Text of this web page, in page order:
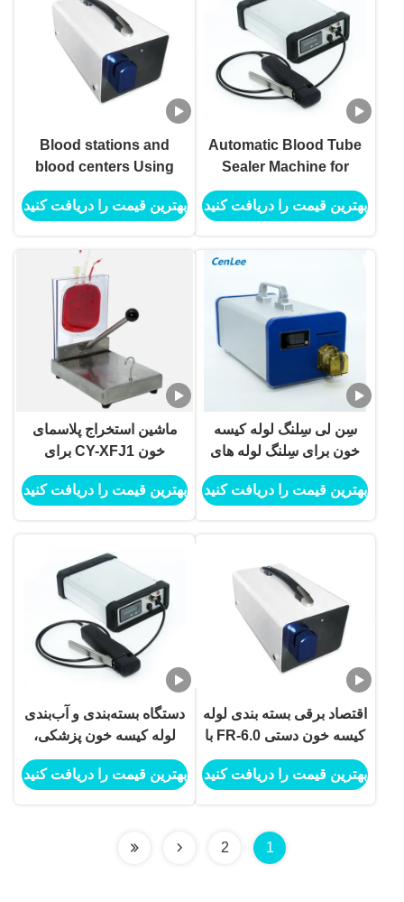
Automatic Blood Tube
Sealer Machine for
Blood Bag
Leukoreduction and
بهترین قیمت را دریافت کنید
Blood stations and
blood centers Using
Blood Bag Tube Sealer
بهترین قیمت را دریافت کنید
سِن لی سِلنگ لوله کیسه
خون برای سِلنگ لوله های
خونی در بیمارستان ها و بانک
های خونی
بهترین قیمت را دریافت کنید
ماشین استخراج پلاسمای
خون CY-XFJ1 برای
جداسازی دقیق خون در
محیط های پزشکی
بهترین قیمت را دریافت کنید
اقتصاد برقی بسته بندی لوله
کیسه خون دستی FR-6.0 با
مواد PE یا PVC
بهترین قیمت را دریافت کنید
دستگاه بسته‌بندی و آب‌بندی
لوله کیسه خون پزشکی،
دستگاه آب‌بندی حرارتی
فرکانس بالا قابل حمل
بهترین قیمت را دریافت کنید
1
2